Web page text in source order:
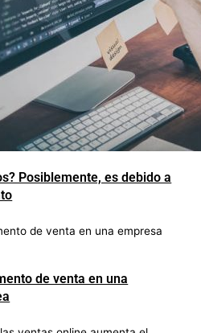
Posiblemente, es debido a
de venta en una